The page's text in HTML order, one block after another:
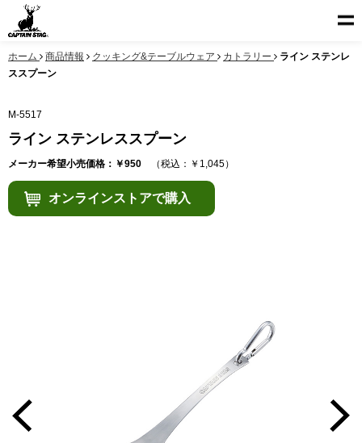
ホーム 商品情報 クッキング&テーブルウェア カトラリー
ライン ステンレ
ススプーン
M-5517
ライン ステンレススプーン
メーカー希望小売価格：￥950 （税込：￥1,045）
オンラインストアで購入